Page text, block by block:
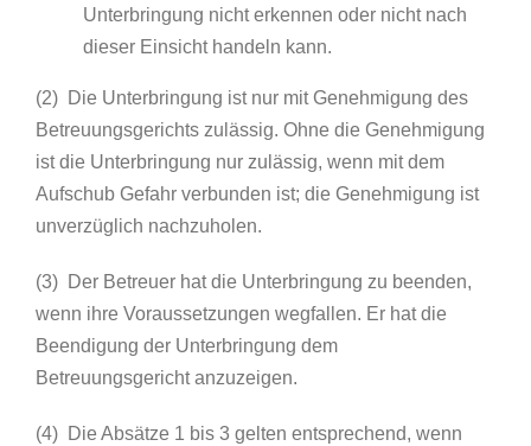
Unterbringung nicht erkennen oder nicht nach
dieser Einsicht handeln kann.
(2) Die Unterbringung ist nur mit Genehmigung des
Betreuungsgerichts zulässig. Ohne die Genehmigung
ist die Unterbringung nur zulässig, wenn mit dem
Aufschub Gefahr verbunden ist; die Genehmigung ist
unverzüglich nachzuholen.
(3) Der Betreuer hat die Unterbringung zu beenden,
wenn ihre Voraussetzungen wegfallen. Er hat die
Beendigung der Unterbringung dem
Betreuungsgericht anzuzeigen.
(4) Die Absätze 1 bis 3 gelten entsprechend, wenn